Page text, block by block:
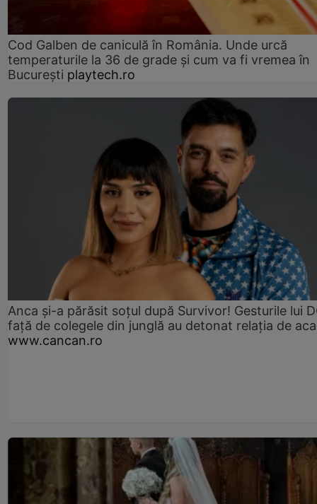
Cod Galben de caniculă în România. Unde urcă
temperaturile la 36 de grade și cum va fi vremea în
București playtech.ro
Anca și-a părăsit soțul după Survivor! Gesturile lui
față de colegele din junglă au detonat relația de
www.cancan.ro